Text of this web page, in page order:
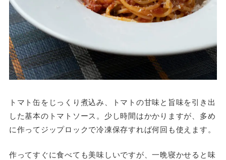
トマト缶をじっくり煮込み、トマトの甘味と旨味を引き出
した基本のトマトソース。少し時間はかかりますが、多め
に作ってジップロックで冷凍保存すれば何回も使えます。
作ってすぐに食べても美味しいですが、一晩寝かせると味